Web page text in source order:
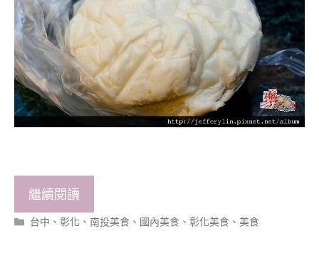
繼續閱讀
分
台中、彰化、南投美食 、 國內美食 、彰化美食 、美食